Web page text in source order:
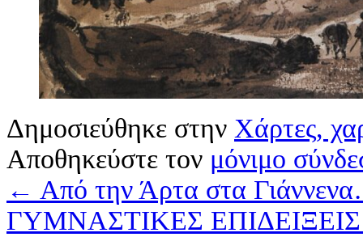
Δημοσιεύθηκε στην Χάρτες,
Αποθηκεύστε τον μόνιμο
← Από την Άρτα στα
ΓΥΜΝΑΣΤΙΚΕΣ